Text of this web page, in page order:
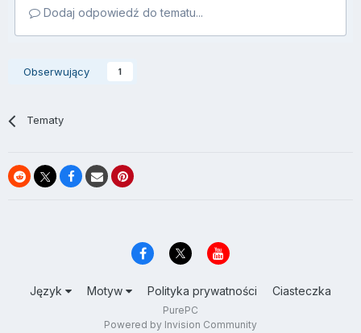
Dodaj odpowiedź do tematu...
Obserwujący 1
Tematy
Język Motyw Polityka prywatności Ciasteczka
PurePC
Powered by Invision Community